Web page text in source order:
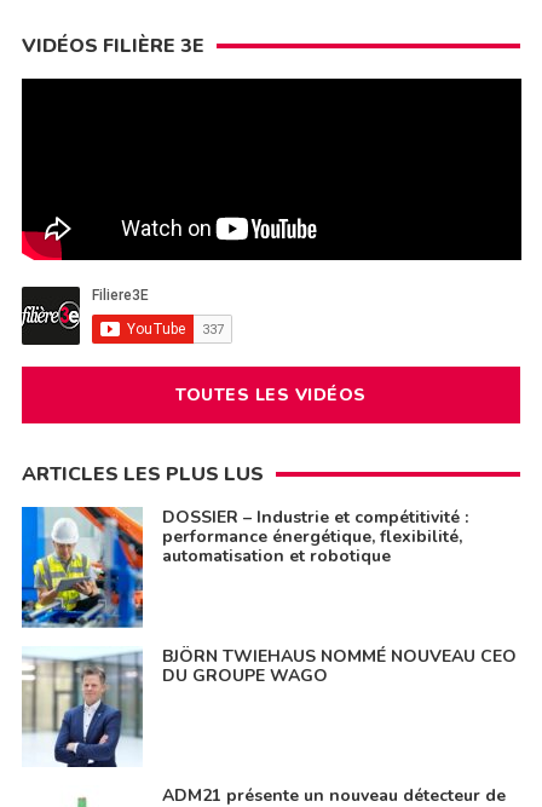
VIDÉOS FILIÈRE 3E
TOUTES LES VIDÉOS
ARTICLES LES PLUS LUS
DOSSIER – Industrie et compétitivité :
performance énergétique, flexibilité,
automatisation et robotique
BJÖRN TWIEHAUS NOMMÉ NOUVEAU CEO
DU GROUPE WAGO
ADM21 présente un nouveau détecteur de